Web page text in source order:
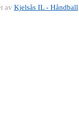
av Kjelsås IL - Håndball